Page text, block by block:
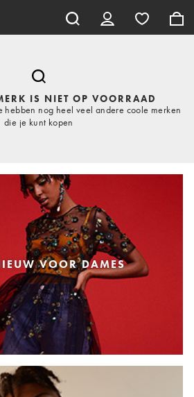
IS NIET OP VOORRAAD
hebben nog heel veel andere coole merken
die je kunt kopen
VOOR DAMES